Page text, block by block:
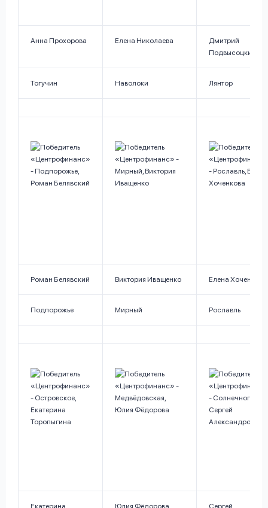
Анна Прохорова Елена Николаева
Дмитрий
Подвысоцкий
Тогучин Наволоки Лянтор
Роман Белявский Виктория Иващенко Елена Хоченкова
Подпорожье Мирный Рославль